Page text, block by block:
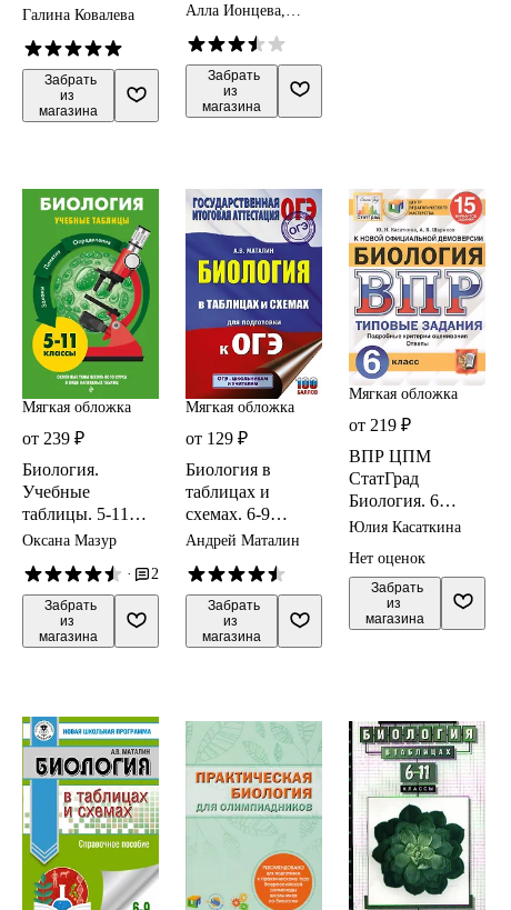
Сборник
заданий. Выпуск
2. Учебное
пособие
Галина Ковалева
Забрать
из
магазина
Алла Ионцева,
Садовниченко
Забрать
из
магазина
Мягкая обложка
от 239 ₽
Биология.
Учебные
таблицы. 5-11
классы
Оксана Мазур
·
2
Забрать
из
магазина
Мягкая обложка
от 129 ₽
Биология в
таблицах и
схемах. 6-9
классы
Андрей Маталин
Забрать
из
магазина
Мягкая обложка
от 219 ₽
ВПР ЦПМ
СтатГрад
Биология. 6
класс. ТЗ 15
Юлия Касаткина
Нет оценок
Забрать
из
магазина